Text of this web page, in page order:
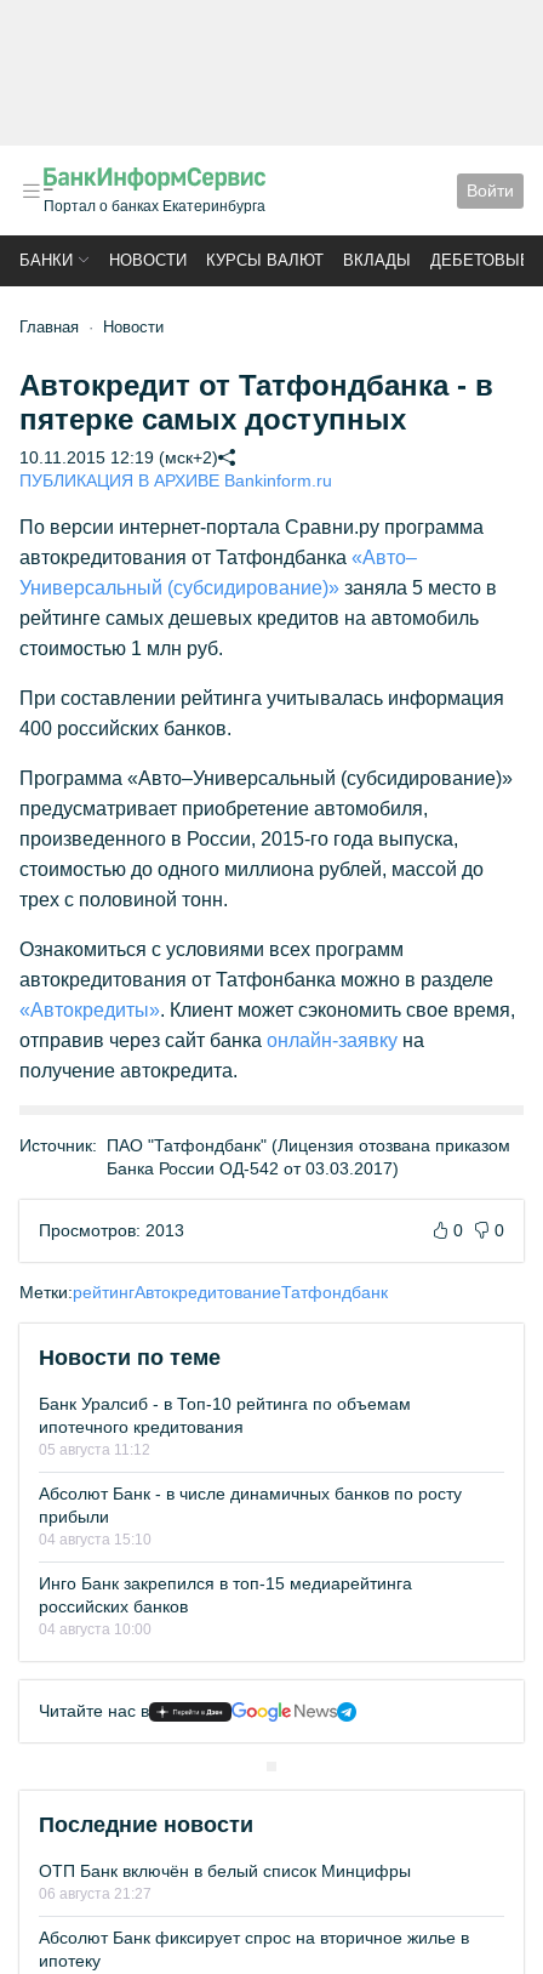
Портал о банках Екатеринбурга
Войти
БАНКИ НОВОСТИ КУРСЫ ВАЛЮТ ВКЛАДЫ ДЕБЕТОВЫЕ
Главная Новости
Автокредит от Татфондбанка - в
пятерке самых доступных
10.11.2015 12:19 (мск+2)
ПУБЛИКАЦИЯ В АРХИВЕ Bankinform.ru
По версии интернет-портала Сравни.ру программа
автокредитования от Татфондбанка «Авто–
Универсальный (субсидирование)» заняла 5 место в
рейтинге самых дешевых кредитов на автомобиль
стоимостью 1 млн руб.
При составлении рейтинга учитывалась информация
400 российских банков.
Программа «Авто–Универсальный (субсидирование)»
предусматривает приобретение автомобиля,
произведенного в России, 2015-го года выпуска,
стоимостью до одного миллиона рублей, массой до
трех с половиной тонн.
Ознакомиться с условиями всех программ
автокредитования от Татфонбанка можно в разделе
«Автокредиты». Клиент может сэкономить свое время,
отправив через сайт банка онлайн-заявку на
получение автокредита.
Источник:
ПАО "Татфондбанк" (Лицензия отозвана приказом
Банка России ОД-542 от 03.03.2017)
Просмотров: 2013 0 0
Метки:рейтингАвтокредитованиеТатфондбанк
Новости по теме
Банк Уралсиб - в Топ-10 рейтинга по объемам
ипотечного кредитования
05 августа 11:12
Абсолют Банк - в числе динамичных банков по росту
прибыли
04 августа 15:10
Инго Банк закрепился в топ-15 медиарейтинга
российских банков
04 августа 10:00
Читайте нас в
Последние новости
ОТП Банк включён в белый список Минцифры
06 августа 21:27
Абсолют Банк фиксирует спрос на вторичное жилье в
ипотеку